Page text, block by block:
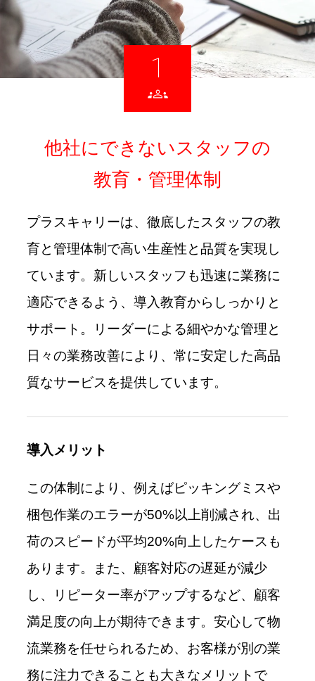
1
他社にできないスタッフの
教育・管理体制
プラスキャリーは、徹底したスタッフの教
育と管理体制で高い生産性と品質を実現し
ています。新しいスタッフも迅速に業務に
適応できるよう、導入教育からしっかりと
サポート。リーダーによる細やかな管理と
日々の業務改善により、常に安定した高品
質なサービスを提供しています。
導入メリット
この体制により、例えばピッキングミスや
梱包作業のエラーが50%以上削減され、出
荷のスピードが平均20%向上したケースも
あります。また、顧客対応の遅延が減少
し、リピーター率がアップするなど、顧客
満足度の向上が期待できます。安心して物
流業務を任せられるため、お客様が別の業
務に注力できることも大きなメリットで